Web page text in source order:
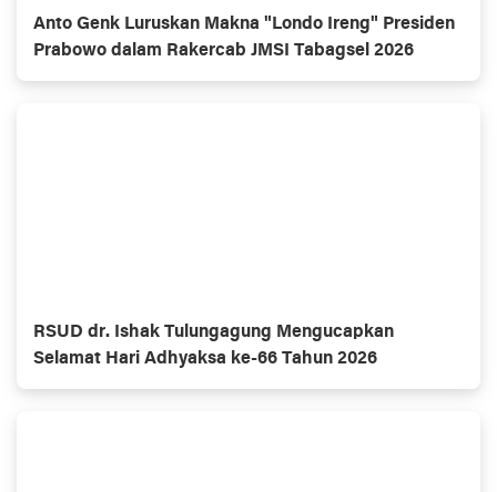
Anto Genk Luruskan Makna "Londo Ireng" Presiden
Prabowo dalam Rakercab JMSI Tabagsel 2026
RSUD dr. Ishak Tulungagung Mengucapkan
Selamat Hari Adhyaksa ke-66 Tahun 2026